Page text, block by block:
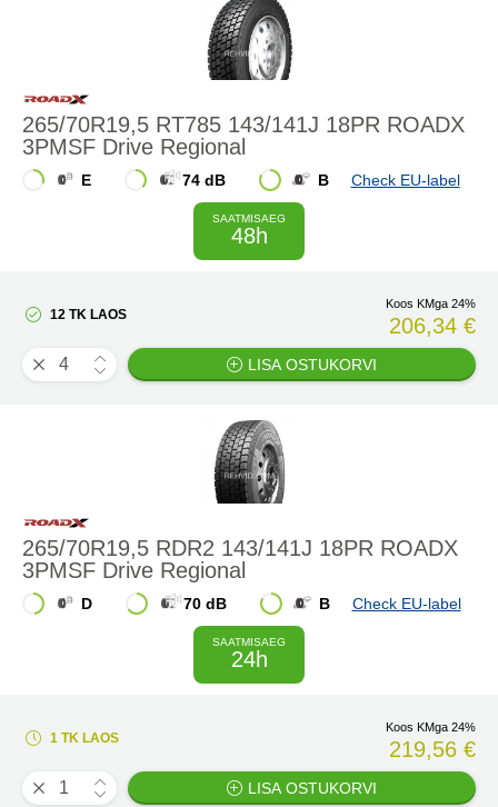
265/70R19,5 RT785 143/141J 18PR ROADX
3PMSF Drive Regional
E 74 dB B Check EU-label
SAATMISAEG
48h
12 TK LAOS
Koos KMga 24%
206,34 €
LISA OSTUKORVI
265/70R19,5 RDR2 143/141J 18PR ROADX
3PMSF Drive Regional
D 70 dB B Check EU-label
SAATMISAEG
24h
1 TK LAOS
Koos KMga 24%
219,56 €
LISA OSTUKORVI